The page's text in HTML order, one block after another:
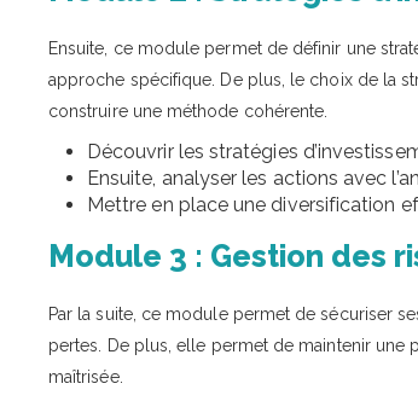
Ensuite, ce module permet de définir une
approche spécifique. De plus, le choix de la
construire une méthode cohérente.
Découvrir les stratégies
Ensuite, analyser les actions avec
Mettre en place une diversification
Module 3 : Gestion des
Par la suite, ce module permet de sécuriser
pertes. De plus, elle permet de maintenir
maîtrisée.